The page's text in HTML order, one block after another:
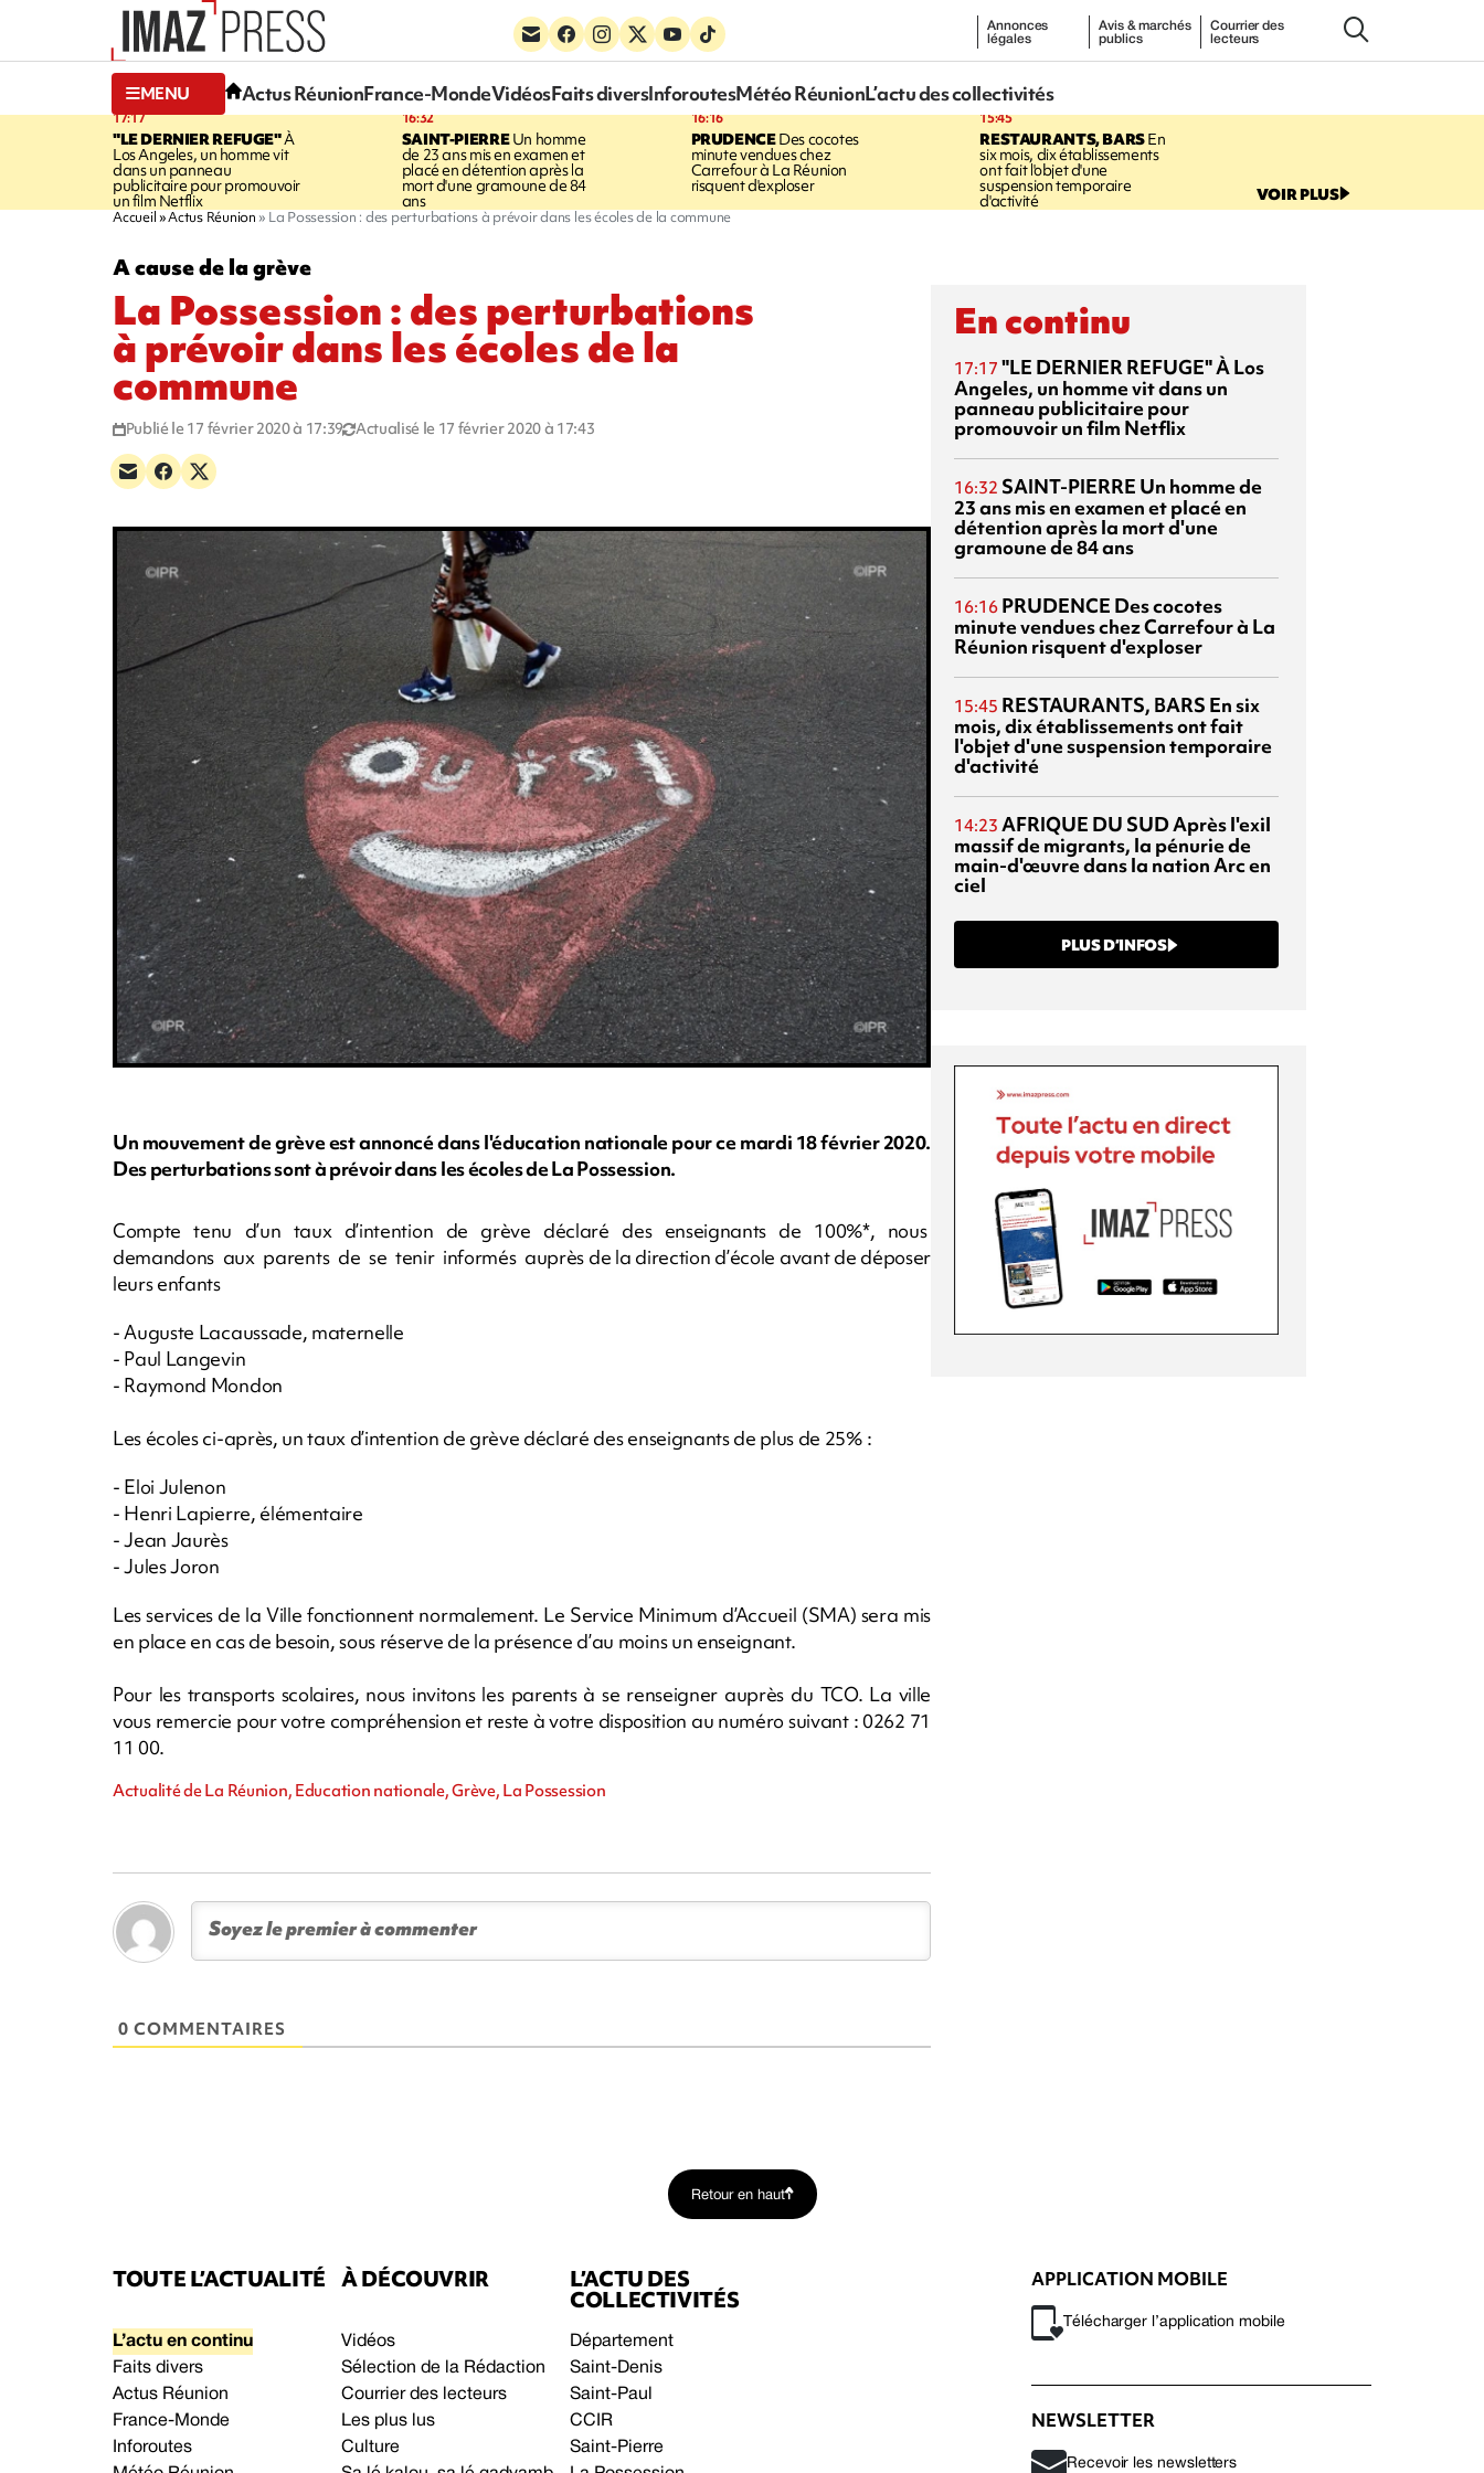
Annonces
légales
Avis & marchés
publics
Courrier des
lecteurs
MENU Actus RéunionFrance-MondeVidéosFaits diversInforoutesMétéo RéunionL’actu des collectivités
17:17
"LE DERNIER REFUGE"À
Los Angeles, un homme vit
dans un panneau
publicitaire pour promouvoir
un film Netflix
16:32
SAINT-PIERREUn homme
de 23 ans mis en examen et
placé en détention après la
mort d'une gramoune de 84
ans
16:16
PRUDENCEDes cocotes
minute vendues chez
Carrefour à La Réunion
risquent d'exploser
15:45
RESTAURANTS, BARSEn
six mois, dix établissements
ont fait l'objet d'une
suspension temporaire
d'activité VOIR PLUS
Accueil Actus Réunion La Possession : des perturbations à prévoir dans les écoles de la commune
A cause de la grève
La Possession : des perturbations
à prévoir dans les écoles de la
commune
Publié le 17 février 2020 à 17:39 Actualisé le 17 février 2020 à 17:43
Un mouvement de grève est annoncé dans l'éducation nationale pour ce mardi 18 février 2020.
Des perturbations sont à prévoir dans les écoles de La Possession.
Compte tenu d’un taux d’intention de grève déclaré des enseignants de 100%*, nous
demandons aux parents de se tenir informés auprès de la direction d’école avant de déposer
leurs enfants
- Auguste Lacaussade, maternelle
- Paul Langevin
- Raymond Mondon
Les écoles ci-après, un taux d’intention de grève déclaré des enseignants de plus de 25% :
- Eloi Julenon
- Henri Lapierre, élémentaire
- Jean Jaurès
- Jules Joron
Les services de la Ville fonctionnent normalement. Le Service Minimum d’Accueil (SMA) sera mis
en place en cas de besoin, sous réserve de la présence d’au moins un enseignant.
Pour les transports scolaires, nous invitons les parents à se renseigner auprès du TCO. La ville
vous remercie pour votre compréhension et reste à votre disposition au numéro suivant : 0262 71
11 00.
Actualité de La Réunion, Education nationale, Grève, La Possession
0 COMMENTAIRES
En continu
17:17 "LE DERNIER REFUGE"À Los
Angeles, un homme vit dans un
panneau publicitaire pour
promouvoir un film Netflix
16:32 SAINT-PIERRE Un homme de
23 ans mis en examen et placé en
détention après la mort d'une
gramoune de 84 ans
16:16 PRUDENCE Des cocotes
minute vendues chez Carrefour à La
Réunion risquent d'exploser
15:45 RESTAURANTS, BARS En six
mois, dix établissements ont fait
l'objet d'une suspension temporaire
d'activité
14:23 AFRIQUE DU SUDAprès l'exil
massif de migrants, la pénurie de
main-d'œuvre dans la nation Arc en
ciel
PLUS D’INFOS
Retour en haut
TOUTE L’ACTUALITÉ
L’actu en continu
Faits divers
Actus Réunion
France-Monde
Inforoutes
À DÉCOUVRIR
Vidéos
Sélection de la Rédaction
Courrier des lecteurs
Les plus lus
Culture
L’ACTU DES
COLLECTIVITÉS
Département
Saint-Denis
Saint-Paul
CCIR
Saint-Pierre
APPLICATION MOBILE
Télécharger l’application mobile
NEWSLETTER
Recevoir les newsletters